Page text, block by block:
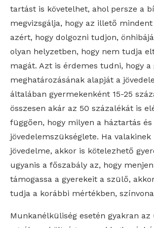
tartást is követelhet, ahol persze a
megvizsgálja, hogy az illető
azért, hogy dolgozni tudjon,
olyan helyzetben, hogy nem tudja
magát. Azt is érdemes tudni, hogy a
meghatározásának alapját a
általában gyermekenként 15-25
összesen akár az 50 százalékát is
függően, hogy milyen a háztartás és
jövedelemszükséglete. Ha valakinek
jövedelme, akkor is kötelezhető
ugyanis a főszabály az, hogy
támogassa a gyerekeit a szülő,
tudja a korábbi mértékben,
Munkanélküliség esetén gyakran az